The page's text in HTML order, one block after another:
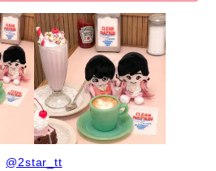
@2star_tt